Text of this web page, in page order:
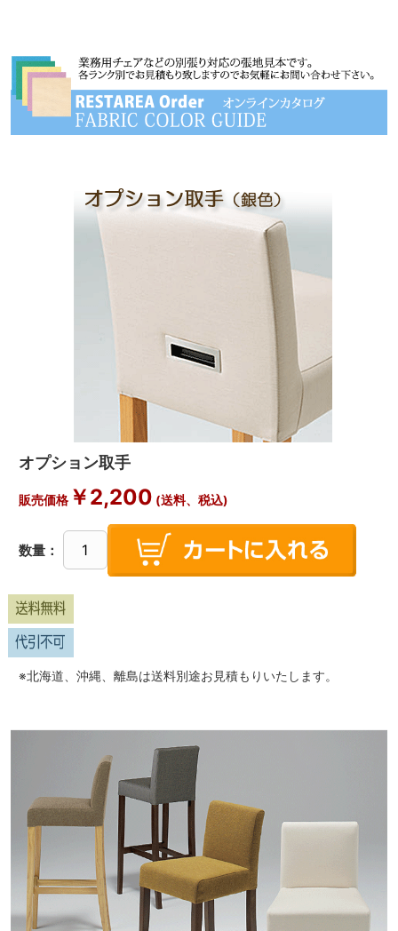
オプション取手
販売価格￥2,200 (送料、税込)
数量：
※北海道、沖縄、離島は送料別途お見積もりいたします。